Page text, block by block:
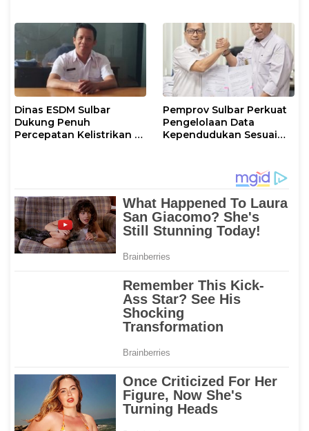
Dinas ESDM Sulbar
Dukung Penuh
Percepatan Kelistrikan di
Pemprov Sulbar Perkuat
Pengelolaan Data
Kependudukan Sesuai